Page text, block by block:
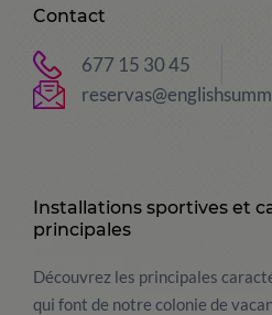
Contact
677 15 30 45
Installations sportives et
principales
Découvrez les principales
qui font de notre colonie de